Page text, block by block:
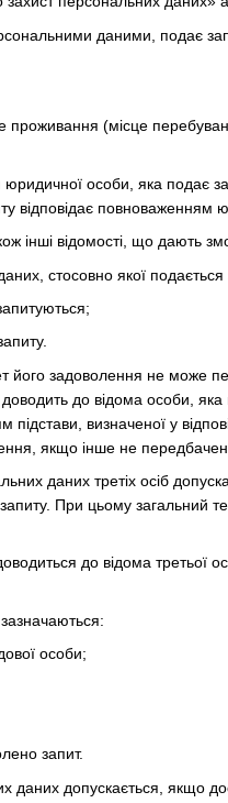
даними, подає
проживання (місце
особи, яка подає
відповідає
інші відомості, що дають
стосовно якої
його задоволення не може
до відома особи,
підстави, визначеної у
якщо інше не
даних третіх осіб
При цьому загальний
до відома третьої
особи;
запит.
даних допускається, якщо